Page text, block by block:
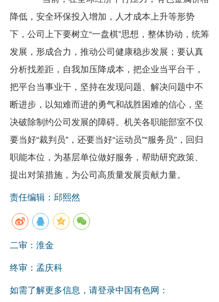
降低，安全环保投入增加，人才成本上升等形势
下，公司上下要树立“一盘棋”思想，整体协动，统筹
发展，形成合力，推动公司健康稳步发展；要认真
分析找差距，自我加压降成本，把企业当平台干，
把平台当事业干，坚持在发现问题、解决问题中不
断进步，以知难而进的勇气和战胜困难的信心，坚
决破除制约公司发展的障碍。机关各职能部室不仅
要当好“裁判员”，还要当好“运动员”“服务员”，回归
职能本位，为基层单位做好服务，帮助研究政策、
提出对策措施，为公司高质量发展贡献力量。
责任编辑：邱熙然
二审：淮金
终审：孟庆科
如需了解更多信息，请登录中国有色网：